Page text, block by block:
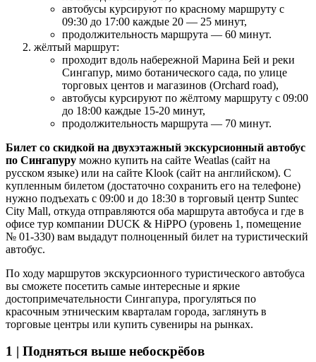
автобусы курсируют по красному маршруту с
09:30 до 17:00 каждые 20 — 25 минут,
продолжительность маршрута — 60 минут.
жёлтый маршрут:
проходит вдоль набережной Марина Бей и реки
Сингапур, мимо ботанического сада, по улице
торговых центов и магазинов (Orchard road),
автобусы курсируют по жёлтому маршруту с 09:00
до 18:00 каждые 15-20 минут,
продолжительность маршрута — 70 минут.
Билет со скидкой на двухэтажный экскурсионный автобус
по Сингапуру можно купить на сайте Weatlas (сайт на
русском языке) или на сайте Klook (сайт на английском). С
купленным билетом (достаточно сохранить его на телефоне)
нужно подъехать с 09:00 и до 18:30 в торговый центр Suntec
City Mall, откуда отправляются оба маршрута автобуса и где в
офисе тур компании DUCK & HiPPO (уровень 1, помещение
№ 01-330) вам выдадут полноценный билет на туристический
автобус.
По ходу маршрутов экскурсионного туристического автобуса
вы сможете посетить самые интересные и яркие
достопримечательности Сингапура, прогуляться по
красочным этническим кварталам города, заглянуть в
торговые центры или купить сувениры на рынках.
1 | Подняться выше небоскрёбов